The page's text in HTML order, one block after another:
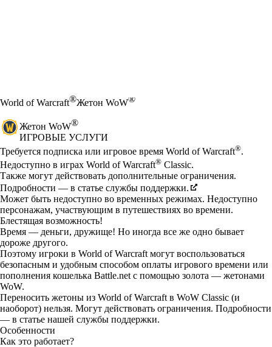
World of Warcraft®Жетон WoW®
Жетон WoW®
ИГРОВЫЕ УСЛУГИ
Цена
Available actions
Требуется подписка или игровое время World of Warcraft®.
Недоступно в играх World of Warcraft® Classic.
Также могут действовать дополнительные ограничения.
Подробности — в статье службы поддержки.
Может быть недоступно во временных режимах. Недоступно
персонажам, участвующим в путешествиях во времени.
Блестящая возможность!
Время — деньги, дружище! Но иногда все же одно бывает
дороже другого.
Поэтому игроки в World of Warcraft могут воспользоваться
безопасным и удобным способом оплаты игрового времени или
пополнения кошелька Battle.net с помощью золота — жетонами
WoW.
Переносить жетоны из World of Warcraft в WoW Classic (и
наоборот) нельзя. Могут действовать ограничения. Подробности
— в статье нашей службы поддержки.
Особенности
Как это работает?